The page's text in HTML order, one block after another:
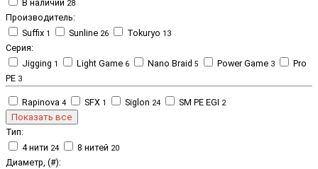
В наличии 28
Производитель:
Suffix 1 Sunline 26 Tokuryo 13
Серия:
Jigging 1 Light Game 6 Nano Braid 5 Power Game 3
Pro
PE 3
Rapinova 4 SFX 1 Siglon 24 SM PE EGI 2
Показать все
Тип:
4 нити 24 8 нитей 20
Диаметр, (#):